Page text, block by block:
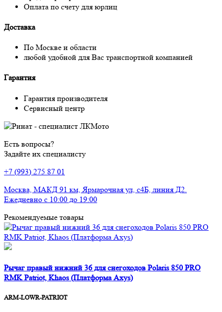
Оплата по счету для юрлиц
Доставка
По Москве и области
любой удобной для Вас транспортной компанией
Гарантия
Гарантия производителя
Сервисный центр
Есть вопросы?
Задайте их специалисту
+7 (993) 275 87 01
Москва, МАКД 91 км, Ярмарочная ул, с4Б, линия Д2.
Ежедневно с 10:00 до 19:00
Рекомендуемые товары
Рычаг правый нижний 36 для снегоходов Polaris 850 PRO
RMK Patriot, Khaos (Платформа Axys)
ARM-LOWR-PATRIOT